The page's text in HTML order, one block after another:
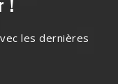
!
les dernières